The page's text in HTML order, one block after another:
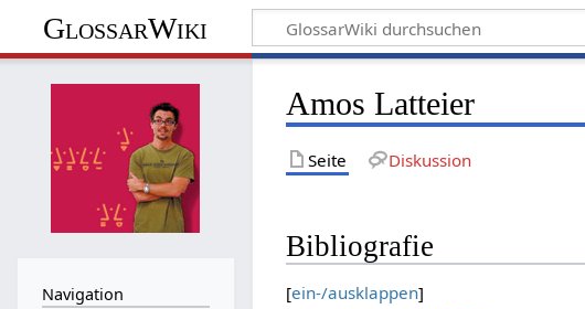
GlossarWiki
Amos Latteier
Seite Diskussion
Bibliografie
[ein-/ausklappen]
Navigation